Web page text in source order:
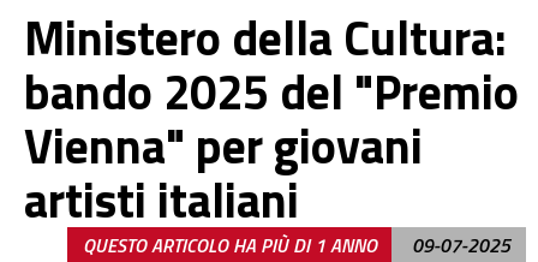
Ministero della Cultura:
bando 2025 del "Premio
Vienna" per giovani
artisti italiani
09-07-2025
QUESTO ARTICOLO HA PIÙ DI 1 ANNO